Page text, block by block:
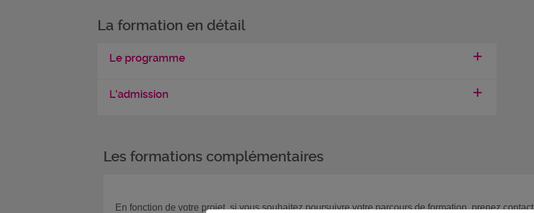
La formation en détail
Le programme
L'admission
Les formations complémentaires
En fonction de votre projet, si vous souhaitez poursuivre votre parcours de formation, prenez